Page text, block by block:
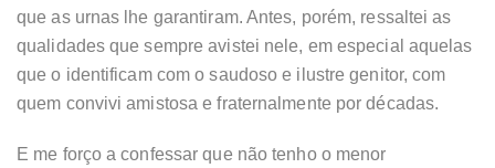
que as urnas lhe garantiram. Antes, porém, ressaltei as
qualidades que sempre avistei nele, em especial aquelas
que o identificam com o saudoso e ilustre genitor, com
quem convivi amistosa e fraternalmente por décadas.
E me forço a confessar que não tenho o menor